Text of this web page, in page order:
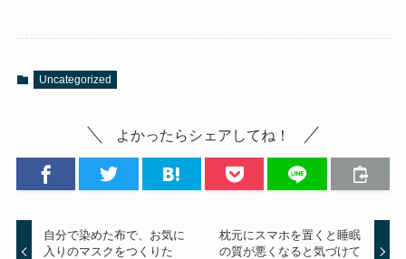
Uncategorized
よかったらシェアしてね！
自分で染めた布で、お気に
入りのマスクをつくりた
枕元にスマホを置くと睡眠
の質が悪くなると気づけて